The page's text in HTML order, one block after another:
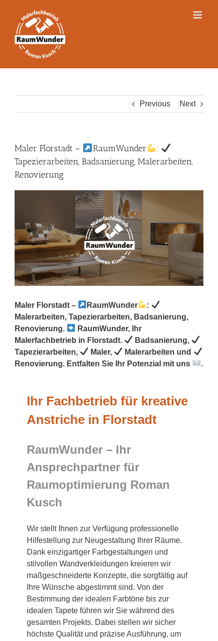
content
Previous Next
Maler Florstadt – RaumWunder
:
Tapezierarbeiten, Badsanierung, Malerarbeiten,
Renovierung
Maler Florstadt – RaumWunder
:
Malerarbeiten, Tapezierarbeiten, Badsanierung,
Renovierung.
RaumWunder, Ihr
Malerfachbetrieb in Florstadt.
Badsanierung,
Tapezierarbeiten,
Maler,
Malerarbeiten und
Renovierung. Entfalten Sie Ihr Potenzial mit uns
.
Ihr Fachbetrieb für kreative
Anstriche in Florstadt
RaumWunder – Ihr
Ansprechpartner für
Raumoptimierung Roman
Kusch
Wir stellt Ihnen zur Verfügung professionelle
Hilfestellung zur Neugestaltung Ihrer Räume.
Dank einzigartiger Farbgestaltungen und
stilvollen Wandverkleidungen kreieren wir
maßgeschneiderte Konzepte, die sorgfältig auf
Ihre Wünsche abgestimmt sind. Von der
Bestimmung der idealen Farbtöne bis zur
idealen Tapete führen wir Sie während des
gesamten Projekts. Dabei stellen wir sicher
höchste Qualität und präzise Ausführung, um